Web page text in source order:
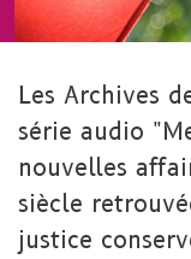
Les Archives
série audio
nouvelles
siècle
justice